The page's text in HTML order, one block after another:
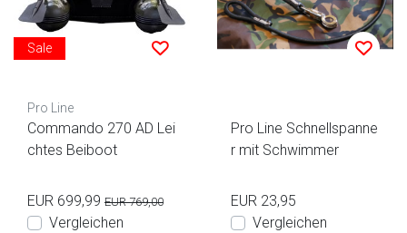
Sale
Pro Line
Commando 270 AD Lei
chtes Beiboot
EUR 699,99 EUR 769,00
Vergleichen
Pro Line Schnellspanne
r mit Schwimmer
EUR 23,95
Vergleichen